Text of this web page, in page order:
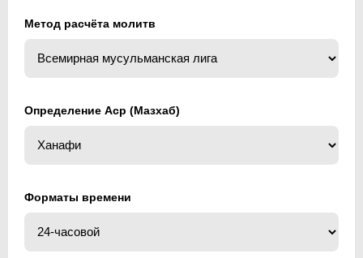
Метод расчёта молитв
Определение Аср (Мазхаб)
Форматы времени